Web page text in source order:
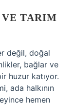
TARIM
değil, doğal
bağlar ve
huzur katıyor.
ada halkının
hemen